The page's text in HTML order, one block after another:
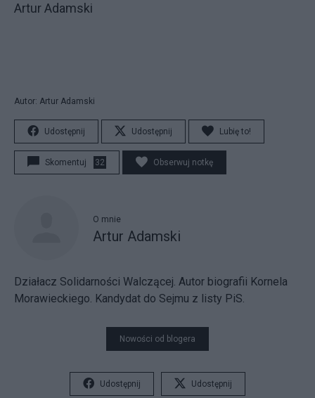
Artur Adamski
Autor: Artur Adamski
Udostępnij Udostępnij Lubię to!
Skomentuj 32 Obserwuj notkę
O mnie
Artur Adamski
Działacz Solidarności Walczącej. Autor biografii Kornela
Morawieckiego. Kandydat do Sejmu z listy PiS.
Nowości od blogera
Udostępnij Udostępnij